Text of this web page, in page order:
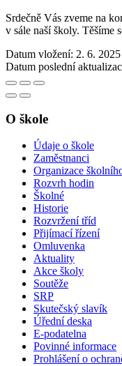
Srdečně Vás zveme na
v sále naší školy. Těšíme
Datum vložení: 2. 6.
Datum poslední
O škole
Údaje o škole
Zaměstnanci
Organizace
Rozvrh hodin
Školné
Historie
Rozvržení tříd
Přijímací řízení
Omluvenka
Aktuality
Akce školy
Soutěže
SRP
Skutečský slavík
Úřední deska
E-podatelna
Povinné informace
Prohlášení o